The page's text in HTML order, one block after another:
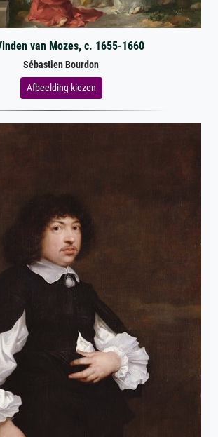
van Mozes, c. 1655-1660
Sébastien Bourdon
Afbeelding kiezen